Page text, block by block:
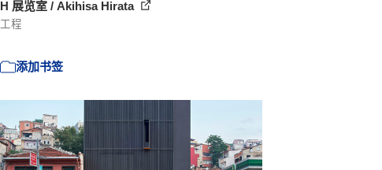
H 展览室 / Akihisa Hirata
工程
添加书签